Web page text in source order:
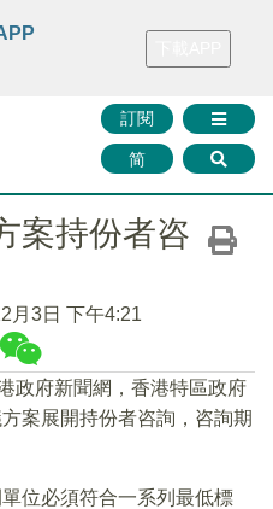
財華證券 媒體矩陣
訂閱
简
案持份者咨
月3日 下午4:21
政府新聞網，香港特區政府
案展開持份者咨詢，咨詢期
位必須符合一系列最低標